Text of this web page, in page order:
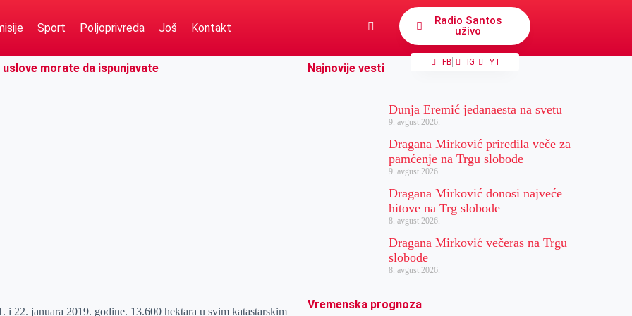
Sport Poljoprivreda Još Kontakt
Radio Santos
uživo
FB IG YT
morate da ispunjavate
22. januara 2019. godine. 13.600 hektara u svim katastarskim
Najnovije vesti
Dunja Eremić jedanaesta na svetu
9. avgust 2026.
Dragana Mirković priredila veče za
pamćenje na Trgu slobode
9. avgust 2026.
Dragana Mirković donosi najveće
hitove na Trg slobode
8. avgust 2026.
Dragana Mirković večeras na Trgu
slobode
8. avgust 2026.
Vremenska prognoza